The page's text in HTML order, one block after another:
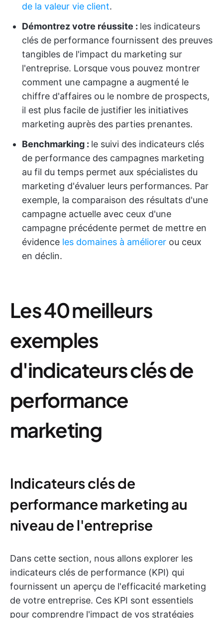
de la valeur vie client.
Démontrez votre réussite : les indicateurs
clés de performance fournissent des preuves
tangibles de l'impact du marketing sur
l'entreprise. Lorsque vous pouvez montrer
comment une campagne a augmenté le
chiffre d'affaires ou le nombre de prospects,
il est plus facile de justifier les initiatives
marketing auprès des parties prenantes.
Benchmarking : le suivi des indicateurs clés
de performance des campagnes marketing
au fil du temps permet aux spécialistes du
marketing d'évaluer leurs performances. Par
exemple, la comparaison des résultats d'une
campagne actuelle avec ceux d'une
campagne précédente permet de mettre en
évidence les domaines à améliorer ou ceux
en déclin.
Les 40 meilleurs
exemples
d'indicateurs clés de
performance
marketing
Indicateurs clés de
performance marketing au
niveau de l'entreprise
Dans cette section, nous allons explorer les
indicateurs clés de performance (KPI) qui
fournissent un aperçu de l'efficacité marketing
de votre entreprise. Ces KPI sont essentiels
pour comprendre l'impact de vos stratégies